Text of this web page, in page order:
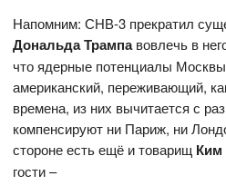
Напомним: СНВ-3 прекратил
Дональда Трампавовлечь в
что ядерные потенциалы
американский, переживающий,
времена, из них вычитается с
компенсируют ни Париж, ни
стороне есть ещё и товарищ
гости –